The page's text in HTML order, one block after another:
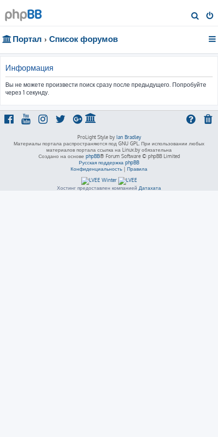
о
Портал Список форумов
Информация
Вы не можете произвести поиск сразу после предыдущего. Попробуйте
через 1 секунду.
ProLight Style by Ian Bradley
Материалы портала распространяются под GNU GPL. При использовании любых
материалов портала ссылка на Linux.by обязательна
Создано на основе phpBB® Forum Software © phpBB Limited
Русская поддержка phpBB
Конфиденциальность | Правила
Хостинг предоставлен компанией Датахата